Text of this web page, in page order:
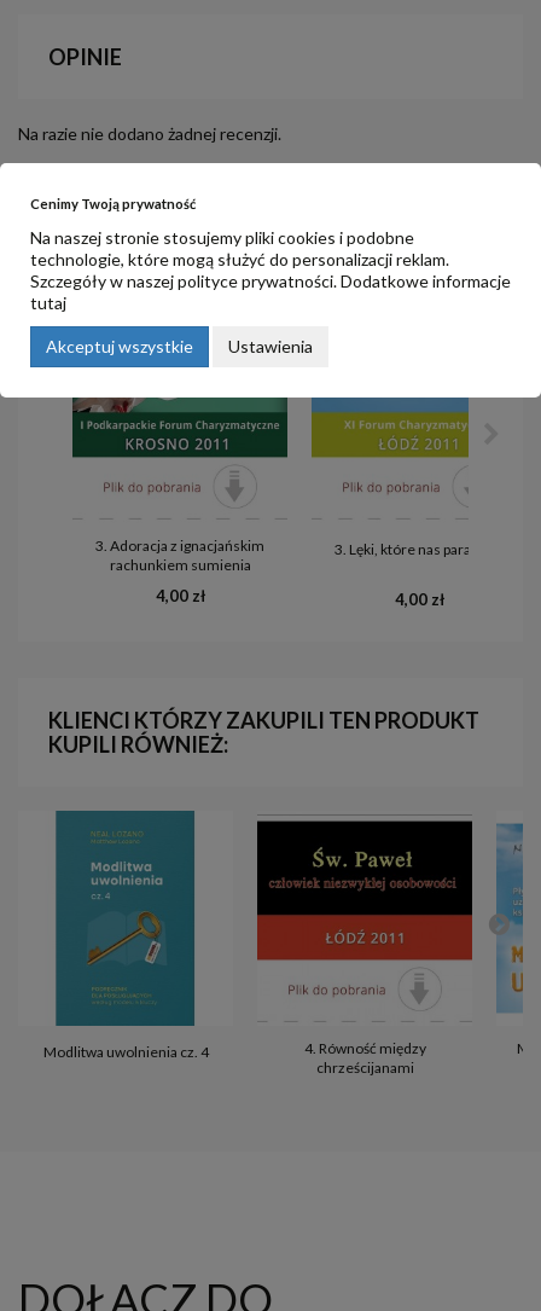
OPINIE
Na razie nie dodano żadnej recenzji.
3. Adoracja z ignacjańskim
rachunkiem sumienia
4,00 zł
3. Lęki, które nas paraliżują
4,00 zł
KLIENCI KTÓRZY ZAKUPILI TEN PRODUKT
KUPILI RÓWNIEŻ:
Modlitwa uwolnienia cz. 4
4. Równość między
chrześcijanami
DOŁĄCZ DO
Cenimy Twoją prywatność
Na naszej stronie stosujemy pliki cookies i podobne
technologie, które mogą służyć do personalizacji reklam.
Szczegóły w naszejpolityce prywatności. Dodatkowe informacje
tutaj
Akceptuj wszystkie Ustawienia